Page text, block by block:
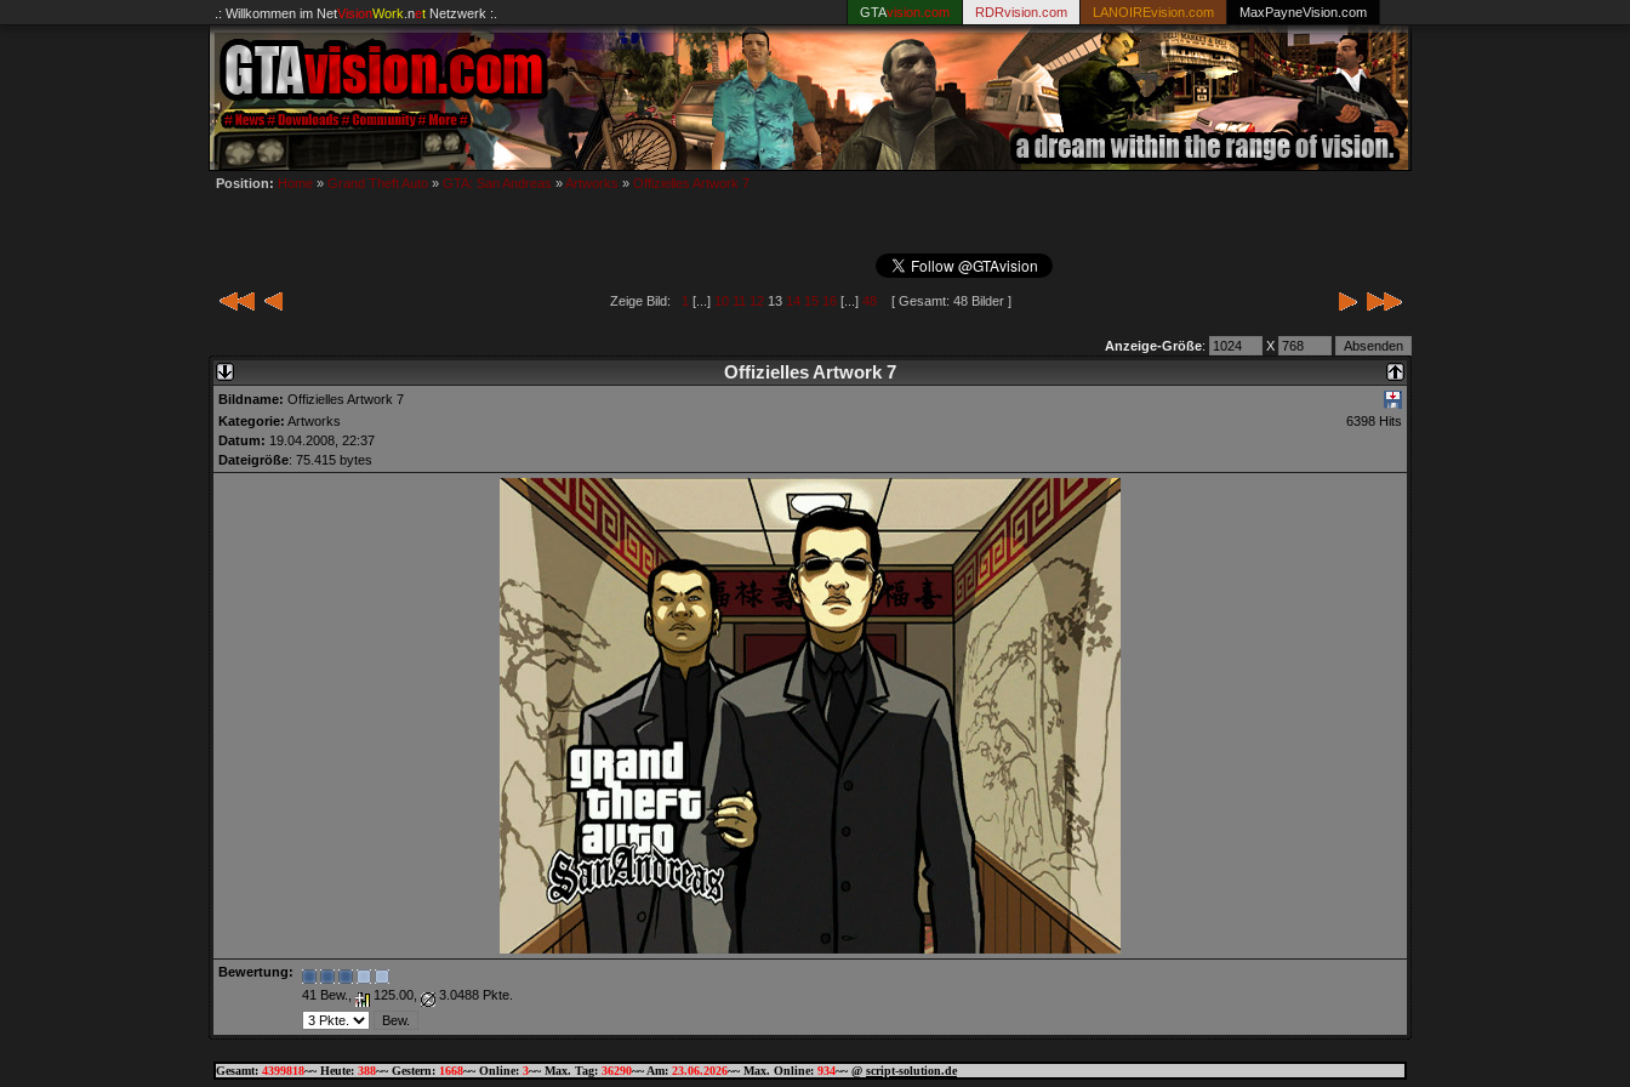
.: Willkommen im NetVisionWork .net Netzwerk :. GTAvision.com RDRvision.com LANOIREvision.com MaxPayneVision.com
Position: Home » Grand Theft Auto » GTA: San Andreas »Artworks » Offizielles Artwork 7
Zeige Bild: 1 [...] 10 11 1213 14 15 16[...] 48[ Gesamt: 48 Bilder ]
Anzeige-Größe: X
Offizielles Artwork 7
Bildname: Offizielles Artwork 7
Kategorie: Artworks
6398 Hits
Datum: 19.04.2008, 22:37
Dateigröße: 75.415 bytes
Bewertung:
41 Bew.,
125.00, 3.0488 Pkte.
Gesamt: 4399818~~ Heute: 388~~ Gestern: 1668~~ Online: 3~~ Max. Tag: 36290~~ Am: 23.06.2026~~ Max. Online: 934~~ @ script-solution.de